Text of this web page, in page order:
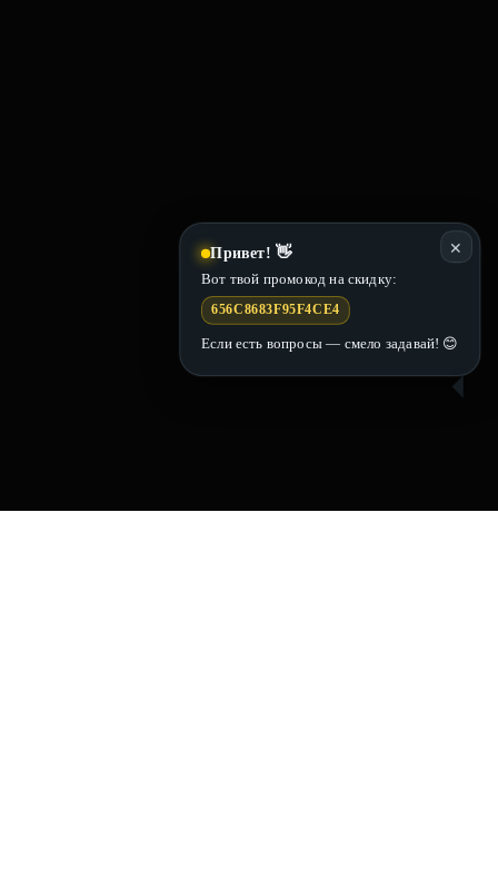
✕
Привет! 👋
Вот твой промокод на скидку:
656C8683F95F4CE4
Если есть вопросы — смело задавай! 😊